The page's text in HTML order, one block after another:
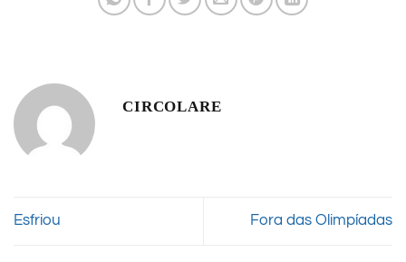
CIRCOLARE
Esfriou Fora das Olimpíadas